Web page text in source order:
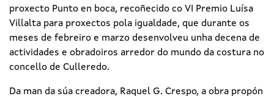
proxecto Punto en boca, recoñecido co VI Premio Luísa
Villalta para proxectos pola igualdade, que durante os
meses de febreiro e marzo desenvolveu unha decena de
actividades e obradoiros arredor do mundo da costura no
concello de Culleredo.
Da man da súa creadora, Raquel G. Crespo, a obra propón